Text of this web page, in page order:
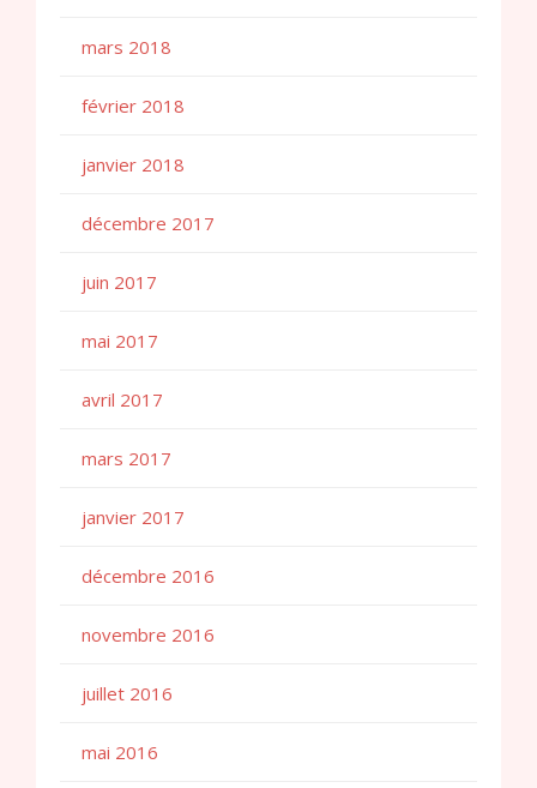
mars 2018
février 2018
janvier 2018
décembre 2017
juin 2017
mai 2017
avril 2017
mars 2017
janvier 2017
décembre 2016
novembre 2016
juillet 2016
mai 2016